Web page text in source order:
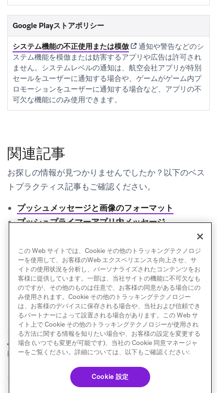
Google Playストアポリシー
システム機能の不正使用または模倣(opens in new tab)
通知や警告などのシ
ステム機能を模倣または妨害するアプリや広告は許可され
ません。システムレベルの通知は、航空会社アプリが特別
セールをユーザーに通知する場合や、ゲームがゲーム内プ
ロモーションをユーザーに通知する場合など、アプリの不
可欠な機能にのみ使用できます。
関連記事
お探しの情報が見つかりませんでしたか？以下のベス
トプラクティス記事もご確認ください。
プッシュメッセージと画像のフォーマット
プッシュプライマーアプリ内メッセージ
送信前に知っておくべきこと：チャネル
前へ プッシュ通知の一般
的なエラーメッセージ
次へ
プッシュプライマー
アプリ内メッセージ
© Braze. All Rights Reserved Privacy Policy
この Web サイトでは、Cookie その他のトラッキングテクノロジ
ーを使用して、お客様のWeb エクスペリエンスを向上させ、サ
イトの使用状況を分析し、パーソナライズされたコンテンツをお
客様に提供しています。一部は、当社サイトの機能に不可欠なも
のですが、その他のものは任意で、お客様の同意がある場合にの
み使用されます。Cookie その他のトラッキングテクノロジー
は、お客様のデバイスに保存される場合や、当社および信頼でき
るパートナーによって設置される場合があります。この Web サ
イト上で Cookie その他のトラッキングテクノロジーが使用され
る方法に関する情報を知りたい場合や、お客様の設定を変更する
場合 (いつでも変更が可能です)、当社の Cookie 同意マネージャ
ーをご覧ください。詳細については、以下もご確認ください:
Cookie 設定